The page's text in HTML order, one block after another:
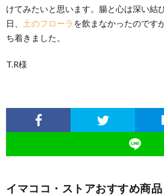
けてみたいと思います。腸と心は深い結
日、 土のフローラを飲まなかったのです
ち着きました。
T.R様
イマココ・ストアおすすめ商品